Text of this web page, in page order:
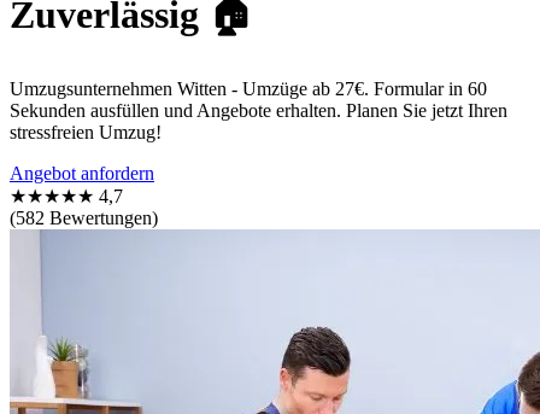
Zuverlässig 🏠
Umzugsunternehmen Witten - Umzüge ab 27€. Formular in 60
Sekunden ausfüllen und Angebote erhalten. Planen Sie jetzt Ihren
stressfreien Umzug!
Angebot anfordern
★★★★★ 4,7
(582 Bewertungen)